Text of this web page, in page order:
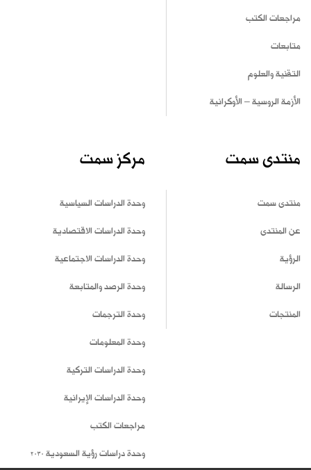
مراجعات الكتب
متابعات
التقنية والعلوم
الأزمة الروسية – الأوكرانية
منتدى سمت
منتدى سمت
عن المنتدى
الرؤية
الرسالة
المنتجات
مركز سمت
وحدة الدراسات السياسية
وحدة الدراسات الاقتصادية
وحدة الدراسات الاجتماعية
وحدة الرصد والمتابعة
وحدة الترجمات
وحدة المعلومات
وحدة الدراسات التركية
وحدة الدراسات الإيرانية
مراجعات الكتب
وحدة دراسات رؤية السعودية 2030